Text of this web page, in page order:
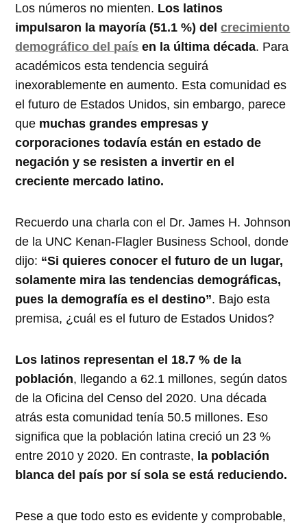
Los números no mienten. Los latinos
impulsaron la mayoría (51.1 %) delcrecimiento
demográfico del país en la última década. Para
académicos esta tendencia seguirá
inexorablemente en aumento. Esta comunidad es
el futuro de Estados Unidos, sin embargo, parece
que muchas grandes empresas y
corporaciones todavía están en estado de
negación y se resisten a invertir en el
creciente mercado latino.
Recuerdo una charla con el Dr. James H. Johnson
de la UNC Kenan-Flagler Business School, donde
dijo: “Si quieres conocer el futuro de un lugar,
solamente mira las tendencias demográficas,
pues la demografía es el destino”. Bajo esta
premisa, ¿cuál es el futuro de Estados Unidos?
Los latinos representan el 18.7 % de la
población, llegando a 62.1 millones, según datos
de la Oficina del Censo del 2020. Una década
atrás esta comunidad tenía 50.5 millones. Eso
significa que la población latina creció un 23 %
entre 2010 y 2020. En contraste, la población
blanca del país por sí sola se está reduciendo.
Pese a que todo esto es evidente y comprobable,